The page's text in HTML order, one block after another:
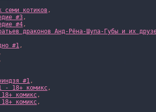
семи котиков ,
#3,
#4,
драконов Анд-Рёна-Шупа-Губы и их
#1,
#1,
- 18+ комикс,
комикс,
комикс,